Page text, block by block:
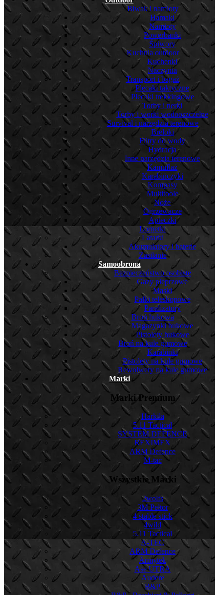
Biwak i namioty
Hamaki
Namioty
Powerbanki
Śpiwory
Kuchnia outdoor
Kuchenki
Naczynia
Transport i bagaż
Plecaki taktyczne
Plecaki trekkingowe
Torby i nerki
Torby i worki wodooszczelne
Survival i narzędzia terenowe
Breloki
Filtry do wody
Hydracja
Inne narzędzia terenowe
Kamuflaż
Karabińczyki
Kompasy
Multitoole
Noże
Ogrzewacze
Apteczki
Lornetki
Latarki
Akumulatory i baterie
Zasilanie
Samoobrona
Bezpieczeństwo osobiste
Gazy pieprzowe
Maski
Pałki teleskopowe
Paralizatory
Broń hukowa
Magazynki hukowe
Pistolety hukowe
Broń na kule gumowe
Karabinki
Pistolety na kule gumowe
Rewolwery na kule gumowe
Marki
Marki Premium
Harkila
5.11 Tactical
SYSTEM DEFENCE
REXIMEX
ARM Defence
M-tac
Wszystkie Marki
2wolfs
3M Peltor
4 stable stick
4wild
5.11 Tactical
A-TEC
ARM Defence
Armytek
Ase UTRA
Audere
B&P